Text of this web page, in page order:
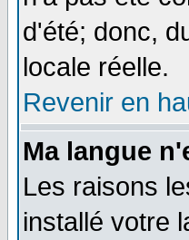
d'été; donc,
locale réelle.
Revenir en
Ma langue
Les raisons
installé votre